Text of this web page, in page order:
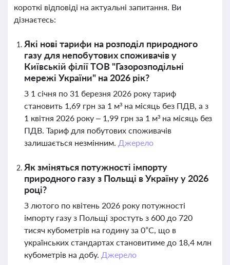
короткі відповіді на актуальні запитання. Ви
дізнаєтесь:
Які нові тарифи на розподіл природного
газу для непобутових споживачів у
Київській філії ТОВ "Газорозподільні
мережі України" на 2026 рік?
З 1 січня по 31 березня 2026 року тариф
становить 1,69 грн за 1 м³ на місяць без ПДВ, а з
1 квітня 2026 року – 1,99 грн за 1 м³ на місяць без
ПДВ. Тариф для побутових споживачів
залишається незмінним. Джерело
Як зміняться потужності імпорту
природного газу з Польщі в Україну у 2026
році?
З лютого по квітень 2026 року потужності
імпорту газу з Польщі зростуть з 600 до 720
тисяч кубометрів на годину за 0°С, що в
українських стандартах становитиме до 18,4 млн
кубометрів на добу. Джерело